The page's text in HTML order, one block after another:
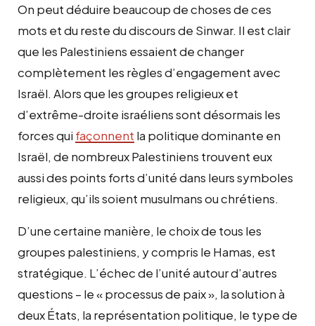
On peut déduire beaucoup de choses de ces
mots et du reste du discours de Sinwar. Il est clair
que les Palestiniens essaient de changer
complètement les règles d’engagement avec
Israël. Alors que les groupes religieux et
d’extrême-droite israéliens sont désormais les
forces qui façonnent la politique dominante en
Israël, de nombreux Palestiniens trouvent eux
aussi des points forts d’unité dans leurs symboles
religieux, qu’ils soient musulmans ou chrétiens.
D’une certaine manière, le choix de tous les
groupes palestiniens, y compris le Hamas, est
stratégique. L’échec de l’unité autour d’autres
questions – le « processus de paix », la solution à
deux États, la représentation politique, le type de